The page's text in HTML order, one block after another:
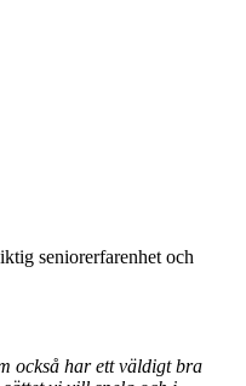
seniorerfarenhet och
också har ett väldigt bra